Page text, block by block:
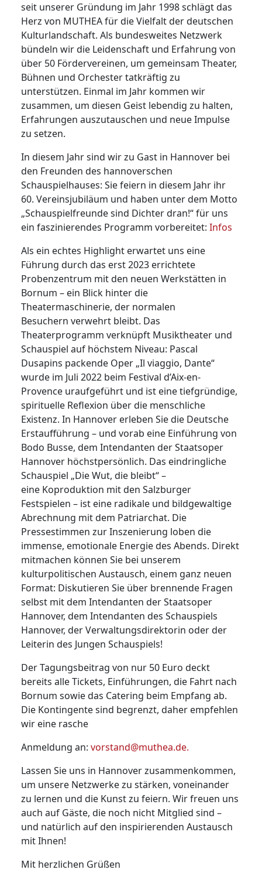
seit unserer Gründung im Jahr 1998 schlägt das
Herz von MUTHEA für die Vielfalt der deutschen
Kulturlandschaft. Als bundesweites Netzwerk
bündeln wir die Leidenschaft und Erfahrung von
über 50 Fördervereinen, um gemeinsam Theater,
Bühnen und Orchester tatkräftig zu
unterstützen. Einmal im Jahr kommen wir
zusammen, um diesen Geist lebendig zu halten,
Erfahrungen auszutauschen und neue Impulse
zu setzen.
In diesem Jahr sind wir zu Gast in Hannover bei
den Freunden des hannoverschen
Schauspielhauses: Sie feiern in diesem Jahr ihr
60. Vereinsjubiläum und haben unter dem Motto
„Schauspielfreunde sind Dichter dran!“ für uns
ein faszinierendes Programm vorbereitet:Infos
Als ein echtes Highlight erwartet uns eine
Führung durch das erst 2023 errichtete
Probenzentrum mit den neuen Werkstätten in
Bornum – ein Blick hinter die
Theatermaschinerie, der normalen
Besuchern verwehrt bleibt. Das
Theaterprogramm verknüpft Musiktheater und
Schauspiel auf höchstem Niveau: Pascal
Dusapins packende Oper „Il viaggio, Dante“
wurde im Juli 2022 beim Festival d’Aix-en-
Provence uraufgeführt und ist eine tiefgründige,
spirituelle Reflexion über die menschliche
Existenz. In Hannover erleben Sie die Deutsche
Erstaufführung – und vorab eine Einführung von
Bodo Busse, dem Intendanten der Staatsoper
Hannover höchstpersönlich. Das eindringliche
Schauspiel „Die Wut, die bleibt“ –
eine Koproduktion mit den Salzburger
Festspielen – ist eine radikale und bildgewaltige
Abrechnung mit dem Patriarchat. Die
Pressestimmen zur Inszenierung loben die
immense, emotionale Energie des Abends. Direkt
mitmachen können Sie bei unserem
kulturpolitischen Austausch, einem ganz neuen
Format: Diskutieren Sie über brennende Fragen
selbst mit dem Intendanten der Staatsoper
Hannover, dem Intendanten des Schauspiels
Hannover, der Verwaltungsdirektorin oder der
Leiterin des Jungen Schauspiels!
Der Tagungsbeitrag von nur 50 Euro deckt
bereits alle Tickets, Einführungen, die Fahrt nach
Bornum sowie das Catering beim Empfang ab.
Die Kontingente sind begrenzt, daher empfehlen
wir eine rasche
Anmeldung an:vorstand@muthea.de.
Lassen Sie uns in Hannover zusammenkommen,
um unsere Netzwerke zu stärken, voneinander
zu lernen und die Kunst zu feiern. Wir freuen uns
auch auf Gäste, die noch nicht Mitglied sind –
und natürlich auf den inspirierenden Austausch
mit Ihnen!
Mit herzlichen Grüßen